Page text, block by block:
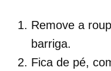
Remove a
barriga.
Fica de pé,